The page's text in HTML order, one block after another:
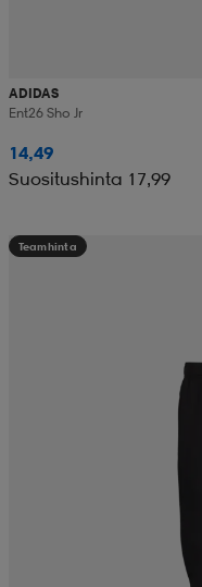
ADIDAS
Ent26 Sho Jr
14,49
Suositushinta 17,99
Teamhinta